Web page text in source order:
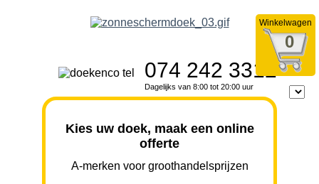
Winkelwagen
0
074 242 3312
Dagelijks van 8:00 tot 20:00 uur
Kies uw doek, maak een online
offerte
A-merken voor groothandelsprijzen